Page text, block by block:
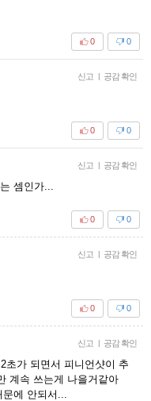
0
0
신고 | 공감 확인
0
0
신고 | 공감 확인
셈인가...
0
0
신고 | 공감 확인
0
0
신고 | 공감 확인
초가 되면서 피니언샷이 추
계속 쓰는게 나을거같아
에 안되서...